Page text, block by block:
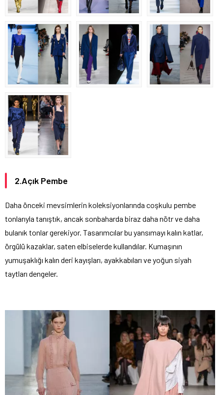
2.Açık Pembe
Daha önceki mevsimlerin koleksiyonlarında coşkulu pembe
tonlarıyla tanıştık, ancak sonbaharda biraz daha nötr ve daha
bulanık tonlar gerekiyor. Tasarımcılar bu yansımayı kalın katlar,
örgülü kazaklar, saten elbiselerde kullandılar. Kumaşının
yumuşaklığı kalın deri kayışları, ayakkabıları ve yoğun siyah
taytları dengeler.